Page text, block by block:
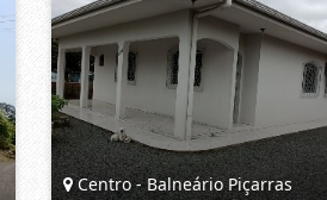
Centro - Balneário Piçarras